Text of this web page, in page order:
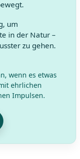
um
in der Natur –
zu gehen.
wenn es etwas
ehrlichen
Impulsen.